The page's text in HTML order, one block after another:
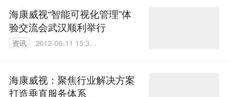
海康威视“智能可视化管理”体
验交流会武汉顺利举行
资讯
2012-06-11 15:33:
海康威视：聚焦行业解决方案
打造垂直服务体系